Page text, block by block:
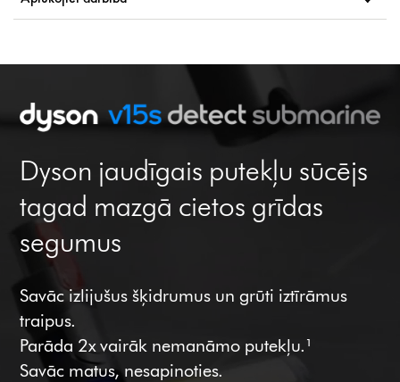
Dyson jaudīgais putekļu sūcējs
tagad mazgā cietos grīdas
segumus
Savāc izlijušus šķidrumus un grūti iztīrāmus
traipus.
Parāda 2x vairāk nemanāmo putekļu.¹
Savāc matus, nesapinoties.